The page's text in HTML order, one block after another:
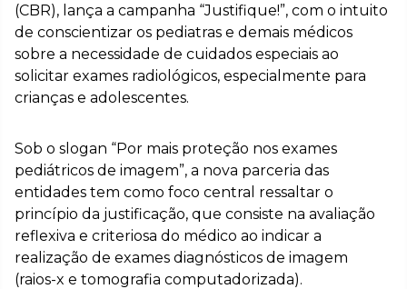
(CBR), lança a campanha “Justifique!”, com o intuito
de conscientizar os pediatras e demais médicos
sobre a necessidade de cuidados especiais ao
solicitar exames radiológicos, especialmente para
crianças e adolescentes.
Sob o slogan “Por mais proteção nos exames
pediátricos de imagem”, a nova parceria das
entidades tem como foco central ressaltar o
princípio da justificação, que consiste na avaliação
reflexiva e criteriosa do médico ao indicar a
realização de exames diagnósticos de imagem
(raios-x e tomografia computadorizada).